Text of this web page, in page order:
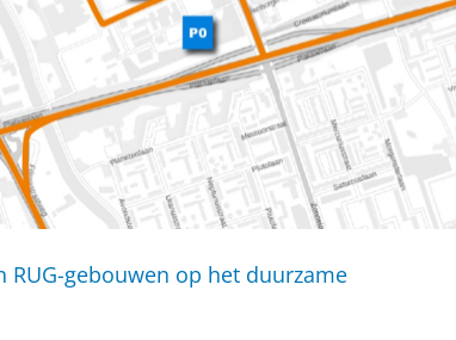
gebouwen op het duurzame